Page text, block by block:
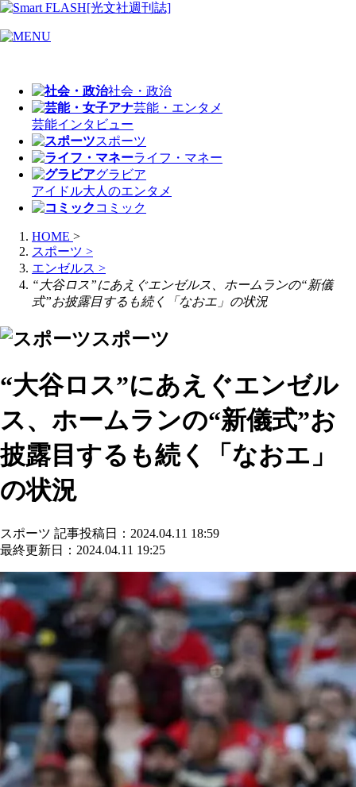
社会・政治
芸能・エンタメ
芸能インタビュー
スポーツ
ライフ・マネー
グラビア
アイドル大人のエンタメ
コミック
HOME >
スポーツ >
エンゼルス >
“大谷ロス”にあえぐエンゼルス、ホームランの“新儀
式”お披露目するも続く「なおエ」の状況
スポーツ
“大谷ロス”にあえぐエンゼル
ス、ホームランの“新儀式”お
披露目するも続く「なおエ」
の状況
スポーツ 記事投稿日：2024.04.11 18:59
最終更新日：2024.04.11 19:25